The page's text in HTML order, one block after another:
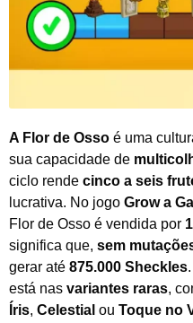
A Flor de Osso é uma
sua capacidade de
ciclo rende cinco a seis
lucrativa. No jogo Grow a
Flor de Osso é vendida por
significa que, sem
gerar até 875.000 Sheckles
está nas variantes raras,
Íris, Celestial ou Toque no